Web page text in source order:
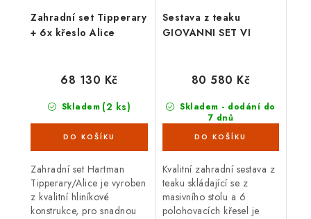
Zahradní set Tipperary
+ 6x křeslo Alice
Skladem (2 ks)
68 130 Kč
Zahradní set Hartman
Tipperary/Alice je vyroben
z kvalitní hliníkové
konstrukce, pro snadnou
Sestava z teaku
GIOVANNI SET VI
Skladem - dodání do
7 dnů
(4 ks)
80 580 Kč
Kvalitní zahradní sestava z
teaku skládající se z
masivního stolu a 6
polohovacích křesel je